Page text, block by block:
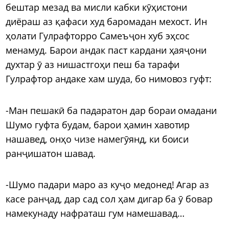
бештар мезад ва мисли кабки кӯҳистони
диёраш аз қафаси худ баромадан мехост. Ин
ҳолати Гулрафторро Самеъҷон хуб эҳсос
менамуд. Барои андак паст кардани ҳаяҷони
духтар ӯ аз нишастгоҳи пеш ба тарафи
Гулрафтор андаке хам шуда, бо нимовоз гуфт:
-Ман пешакӣ ба падаратон дар бораи омадани
Шумо гуфта будам, барои ҳамин хавотир
нашавед, онҳо чизе намегӯянд, ки боиси
ранҷишатон шавад.
-Шумо падари маро аз куҷо медонед! Агар аз
касе ранҷад, дар сад сол ҳам дигар ба ӯ бовар
намекунаду нафраташ гум намешавад…